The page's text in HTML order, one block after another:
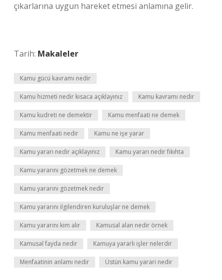
çıkarlarına uygun hareket etmesi anlamına gelir.
Tarih: Makaleler
Kamu gücü kavramı nedir
Kamu hizmeti nedir kısaca açıklayınız Kamu kavramı nedir
Kamu kudreti ne demektir Kamu menfaati ne demek
Kamu menfaati nedir Kamu ne işe yarar
Kamu yararı nedir açıklayınız Kamu yararı nedir fıkıhta
Kamu yararını gözetmek ne demek
Kamu yararını gözetmek nedir
Kamu yararını ilgilendiren kuruluşlar ne demek
Kamu yararını kim alır Kamusal alan nedir örnek
Kamusal fayda nedir Kamuya yararlı işler nelerdir
Menfaatinin anlamı nedir Üstün kamu yarari nedir